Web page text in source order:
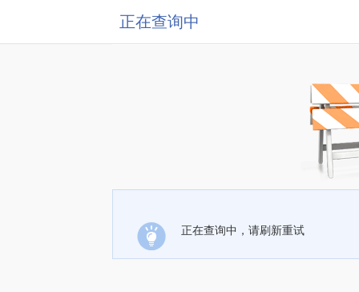
正在查询中
正在查询中，请刷新重试